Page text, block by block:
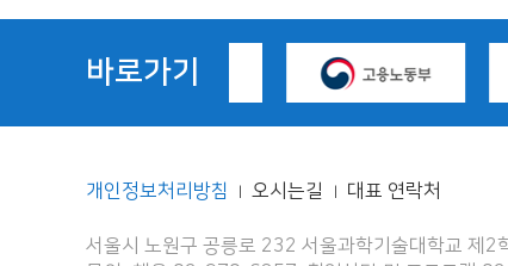
바로가기
개인정보처리방침 | 오시는길 | 대표 연락처
서울시 노원구 공릉로 232 서울과학기술대학교 제